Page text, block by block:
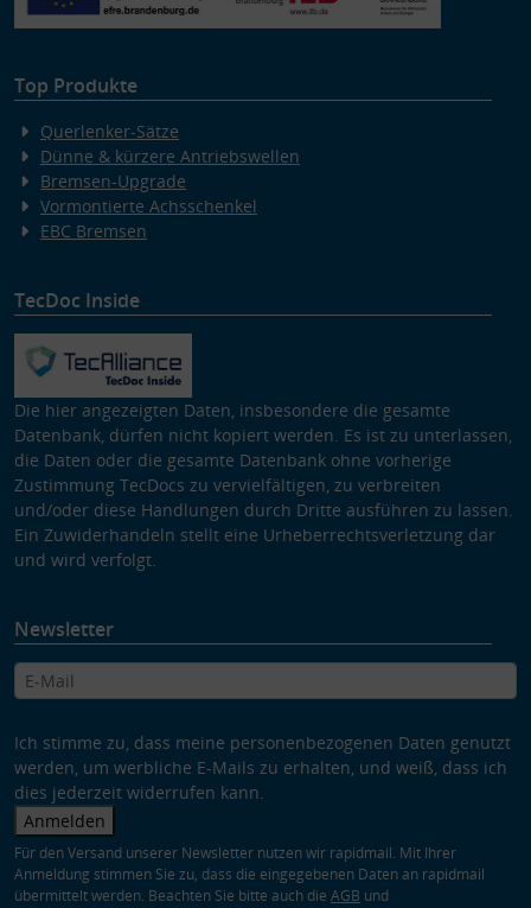
Top Produkte
Querlenker-Sätze
Dünne & kürzere Antriebswellen
Bremsen-Upgrade
Vormontierte Achsschenkel
EBC Bremsen
TecDoc Inside
Die hier angezeigten Daten, insbesondere die gesamte
Datenbank, dürfen nicht kopiert werden. Es ist zu unterlassen,
die Daten oder die gesamte Datenbank ohne vorherige
Zustimmung TecDocs zu vervielfältigen, zu verbreiten
und/oder diese Handlungen durch Dritte ausführen zu lassen.
Ein Zuwiderhandeln stellt eine Urheberrechtsverletzung dar
und wird verfolgt.
Newsletter
Ich stimme zu, dass meine personenbezogenen Daten genutzt
werden, um werbliche E-Mails zu erhalten, und weiß, dass ich
dies jederzeit widerrufen kann.
Anmelden
Für den Versand unserer Newsletter nutzen wir rapidmail. Mit Ihrer
Anmeldung stimmen Sie zu, dass die eingegebenen Daten an rapidmail
übermittelt werden. Beachten Sie bitte auch die AGB und